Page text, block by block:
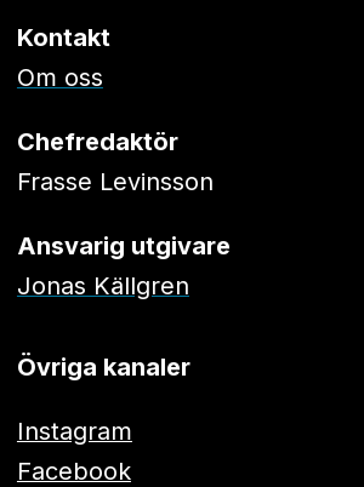
Kontakt
Om oss
Chefredaktör
Frasse Levinsson
Ansvarig utgivare
Jonas Källgren
Övriga kanaler
Instagram
Facebook